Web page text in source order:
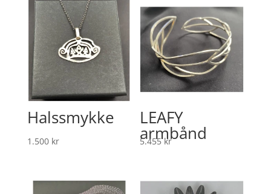
Halssmykke
1.500 kr
LEAFY
armbånd
5.455kr